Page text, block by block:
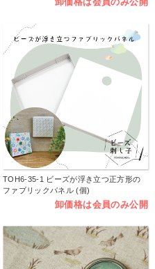
TOH6-35-1 ビーズが浮き立つ正方形の
ファブリックパネル (個)
卸価格は会員のみ公開